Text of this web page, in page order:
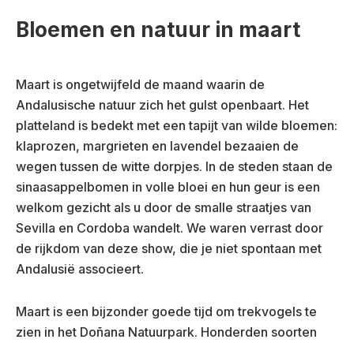
Bloemen en natuur in maart
Maart is ongetwijfeld de maand waarin de
Andalusische natuur zich het gulst openbaart. Het
platteland is bedekt met een tapijt van wilde bloemen:
klaprozen, margrieten en lavendel bezaaien de
wegen tussen de witte dorpjes. In de steden staan de
sinaasappelbomen in volle bloei en hun geur is een
welkom gezicht als u door de smalle straatjes van
Sevilla en Cordoba wandelt. We waren verrast door
de rijkdom van deze show, die je niet spontaan met
Andalusië associeert.
Maart is een bijzonder goede tijd om trekvogels te
zien in het Doñana Natuurpark. Honderden soorten